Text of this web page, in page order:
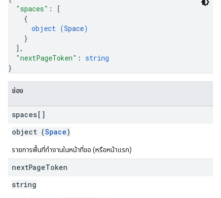
"spaces" :
[
{
object (Space)
}
] ,
"nextPageToken" : string
}
ช่อง
spaces[]
object (Space)
รายการพื้นที่ทำงานในหน้าที่ขอ (หรือหน้าแรก)
nextPageToken
string